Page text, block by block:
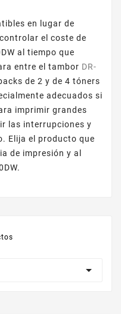
en lugar de
el coste de
al tiempo que
entre el tambor DR-
de 2 y de 4 tóners
adecuados si
imprimir grandes
las interrupciones y
Elija el producto que
de impresión y al
